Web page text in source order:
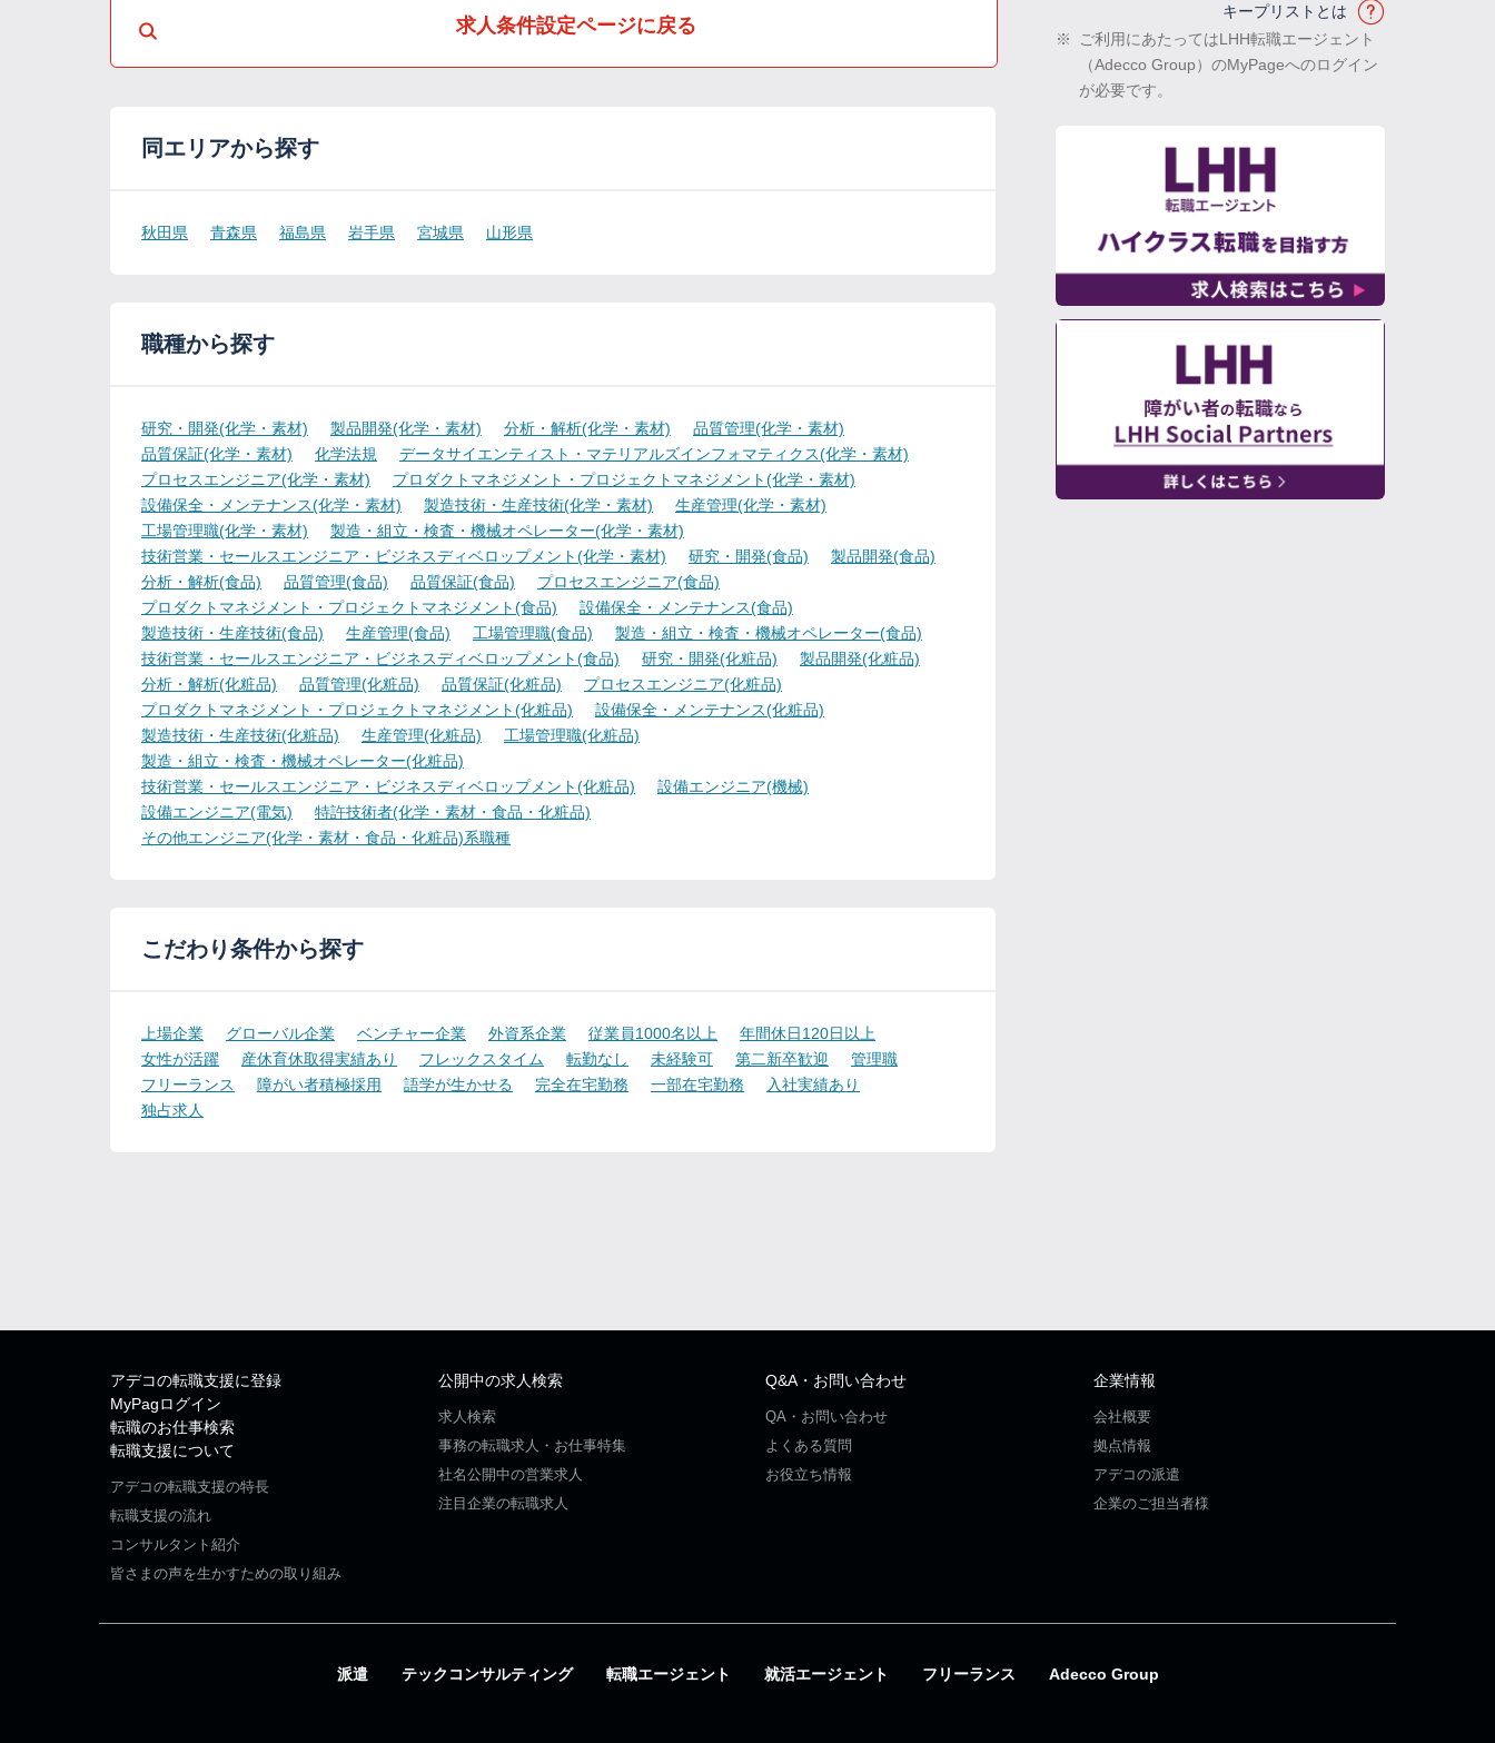
求人条件設定ページに戻る
同エリアから探す
秋田県 青森県 福島県 岩手県 宮城県 山形県
職種から探す
研究・開発(化学・素材) 製品開発(化学・素材) 分析・解析(化学・素材)
品質管理(化学・素材)
品質保証(化学・素材)
化学法規
データサイエンティスト・マテリアルズインフォマティクス(化学・素材)
プロセスエンジニア(化学・素材)
プロダクトマネジメント・プロジェクトマネジメント(化学・素材)
設備保全・メンテナンス(化学・素材)
製造技術・生産技術(化学・素材)
生産管理(化学・素材)
工場管理職(化学・素材)
製造・組立・検査・機械オペレーター(化学・素材)
技術営業・セールスエンジニア・ビジネスディベロップメント(化学・素材)
研究・開発(食品)
製品開発(食品)
分析・解析(食品)
品質管理(食品) 品質保証(食品)
プロセスエンジニア(食品)
プロダクトマネジメント・プロジェクトマネジメント(食品)
設備保全・メンテナンス(食品)
製造技術・生産技術(食品)
生産管理(食品) 工場管理職(食品)
製造・組立・検査・機械オペレーター(食品)
技術営業・セールスエンジニア・ビジネスディベロップメント(食品)
研究・開発(化粧品)
製品開発(化粧品)
分析・解析(化粧品)
品質管理(化粧品) 品質保証(化粧品)
プロセスエンジニア(化粧品)
プロダクトマネジメント・プロジェクトマネジメント(化粧品)
設備保全・メンテナンス(化粧品)
製造技術・生産技術(化粧品)
生産管理(化粧品)
工場管理職(化粧品)
製造・組立・検査・機械オペレーター(化粧品)
技術営業・セールスエンジニア・ビジネスディベロップメント(化粧品)
設備エンジニア(機械)
設備エンジニア(電気)
特許技術者(化学・素材・食品・化粧品)
その他エンジニア(化学・素材・食品・化粧品)系職種
こだわり条件から探す
上場企業 グローバル企業 ベンチャー企業 外資系企業 従業員1000名以上
年間休日120日以上
女性が活躍
産休育休取得実績あり フレックスタイム 転勤なし 未経験可 第二新卒歓迎
管理職
フリーランス
障がい者積極採用 語学が生かせる 完全在宅勤務 一部在宅勤務
入社実績あり
独占求人
キープリストとは
※
ご利用にあたってはLHH転職エージェント
（Adecco Group）のMyPageへのログイン
が必要です。
アデコの転職支援に登録
MyPagログイン
転職のお仕事検索
転職支援について
アデコの転職支援の特長
転職支援の流れ
コンサルタント紹介
皆さまの声を生かすための取り組み
公開中の求人検索
求人検索
事務の転職求人・お仕事特集
社名公開中の営業求人
注目企業の転職求人
Q&A・お問い合わせ
QA・お問い合わせ
よくある質問
お役立ち情報
企業情報
会社概要
拠点情報
アデコの派遣
企業のご担当者様
派遣 テックコンサルティング 転職エージェント 就活エージェント フリーランス Adecco Group